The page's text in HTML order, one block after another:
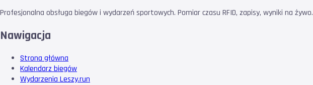
Profesjonalna obsługa biegów i wydarzeń sportowych. Pomiar czasu RFID, zapisy, wyniki na żywo.
Nawigacja
Strona główna
Kalendarz biegów
Wydarzenia Leszy.run